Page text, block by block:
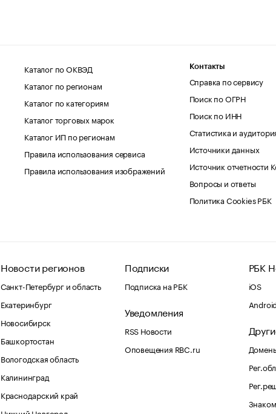
Каталог по ОКВЭД
Каталог по регионам
Каталог по категориям
Каталог торговых марок
Каталог ИП по регионам
Правила использования сервиса
Правила использования изображений
Контакты
Справка по сервису
Поиск по ОГРН
Поиск по ИНН
Статистика и
Источники данных
Источник отчетности
Вопросы и ответы
Политика Cookies РБК
Новости регионов
Санкт-Петербург и область
Екатеринбург
Новосибирск
Башкортостан
Вологодская область
Калининград
Краснодарский край
Подписки
Подписка на РБК
Уведомления
RSS Новости
Оповещения RBC.ru
РБК
iOS